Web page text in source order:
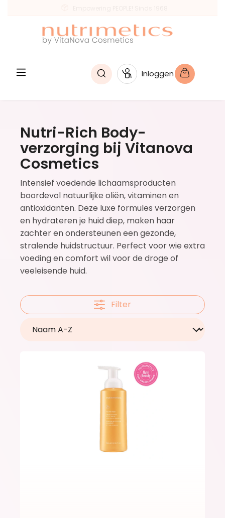
Inloggen
Nutri-Rich Body-
verzorging bij Vitanova
Cosmetics
Intensief voedende lichaamsproducten
boordevol natuurlijke oliën, vitaminen en
antioxidanten. Deze luxe formules verzorgen
en hydrateren je huid diep, maken haar
zachter en ondersteunen een gezonde,
stralende huidstructuur. Perfect voor wie extra
voeding en comfort wil voor de droge of
veeleisende huid.
Filter